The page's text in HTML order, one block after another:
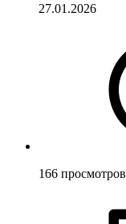
27.01.2026
166 просмотров